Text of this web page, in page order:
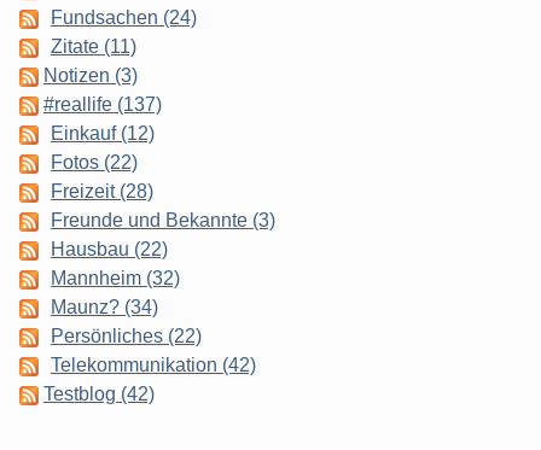
Fundsachen (24)
Zitate (11)
Notizen (3)
#reallife (137)
Einkauf (12)
Fotos (22)
Freizeit (28)
Freunde und Bekannte (3)
Hausbau (22)
Mannheim (32)
Maunz? (34)
Persönliches (22)
Telekommunikation (42)
Testblog (42)